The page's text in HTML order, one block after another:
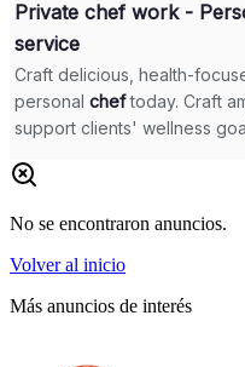
No se encontraron anuncios.
Volver al inicio
Más anuncios de interés